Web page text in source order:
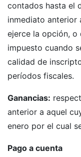
contados hasta el
inmediato anterior
ejerce la opción, o
impuesto cuando
calidad de
períodos fiscales.
Ganancias:
anterior a aquel
enero por el cual
Pago a cuenta